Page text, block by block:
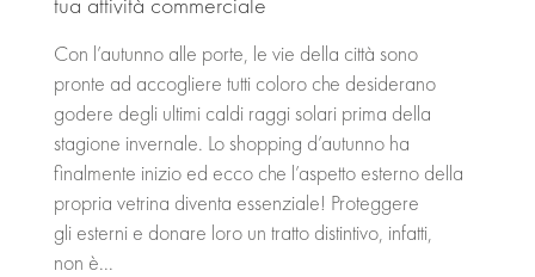
Con l’autunno alle porte, le vie della città sono
pronte ad accogliere tutti coloro che desiderano
godere degli ultimi caldi raggi solari prima della
stagione invernale. Lo shopping d’autunno ha
finalmente inizio ed ecco che l’aspetto esterno della
propria vetrina diventa essenziale! Proteggere
gli esterni e donare loro un tratto distintivo, infatti,
non è...